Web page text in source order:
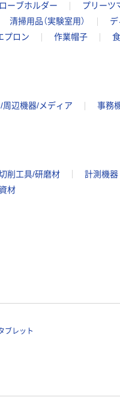
ーブホルダー プリーツ
清掃用品（実験室用）
プロン 作業帽子
周辺機器/メディア 事務
削工具/研磨材 計測機器
材
ブレット